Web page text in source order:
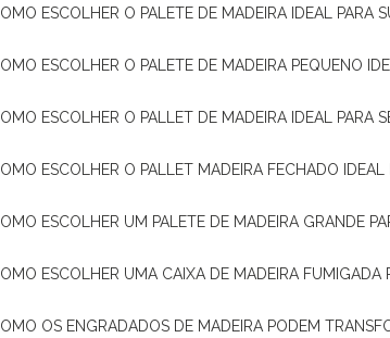
COMO ESCOLHER O PALETE DE MADEIRA IDEAL PARA
COMO ESCOLHER O PALETE DE MADEIRA PEQUENO
COMO ESCOLHER O PALLET DE MADEIRA IDEAL PARA
COMO ESCOLHER O PALLET MADEIRA FECHADO
COMO ESCOLHER UM PALETE DE MADEIRA GRANDE
COMO ESCOLHER UMA CAIXA DE MADEIRA
COMO OS ENGRADADOS DE MADEIRA PODEM